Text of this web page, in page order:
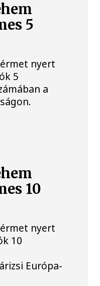
5
nyert
5
a
10
nyert
10
Európa-